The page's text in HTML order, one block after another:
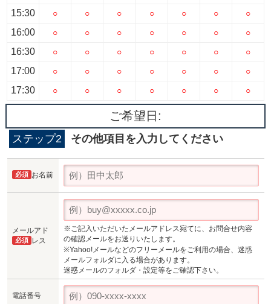
15:30
16:00
16:30
17:00
17:30
○
○
○
○
○
○
○
○
○
○
○
○
○
○
○
○
○
○
○
○
○
○
○
○
○
○
○
○
○
○
○
○
○
○
○
ご希望日:
ステップ2 その他項目を入力してください
お名前
必須
メールアド
レス
必須
※ご記入いただいたメールアドレス宛てに、お問合せ内容
の確認メールをお送りいたします。
※Yahoo!メールなどのフリーメールをご利用の場合、迷惑
メールフォルダに入る場合があります。
迷惑メールのフォルダ・設定等をご確認下さい。
電話番号